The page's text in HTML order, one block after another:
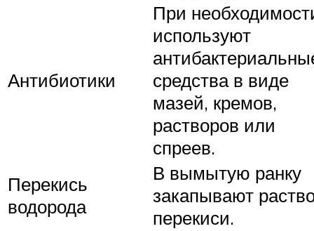
Антибиотики
При
используют
средства в виде
мазей, кремов,
растворов или
спреев.
Перекись
водорода
В вымытую ранку
закапывают
перекиси.